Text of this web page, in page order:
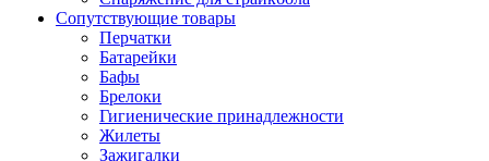
Сопутствующие товары
Перчатки
Батарейки
Бафы
Брелоки
Гигиенические принадлежности
Жилеты
Зажигалки